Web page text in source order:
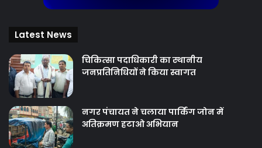
Latest News
चिकित्‍सा पदाधिकारी का स्थानीय
जनप्रतिनिधियों ने किया स्वागत
नगर पंचायत ने चलाया पार्किंग जोन में
अतिक्रमण हटाओ अभियान